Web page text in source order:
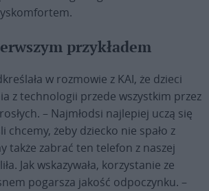
przykładem
w rozmowie z KAI, że dzieci
z technologii przede wszystkim przez
– Najmłodsi najlepiej uczą się
chcemy, żeby dziecko nie spało z
także zabrać ten telefon z naszej
Jak wskazywała, korzystanie ze
pogarsza jakość odpoczynku. –